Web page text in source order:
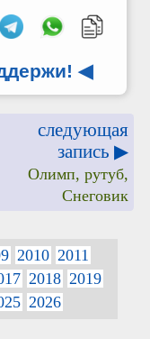
◀
следующая
запись ▶
Олимп, рутуб,
Снеговик
2010 2011
2018 2019
2026